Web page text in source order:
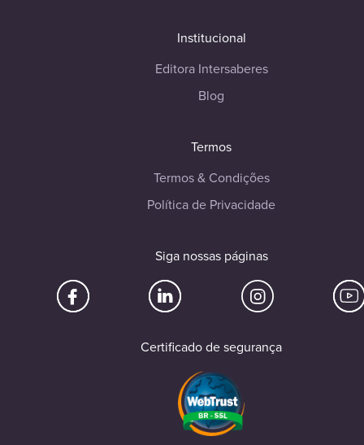
Institucional
Editora Intersaberes
Blog
Termos
Termos & Condições
Política de Privacidade
Siga nossas páginas
Certificado de segurança